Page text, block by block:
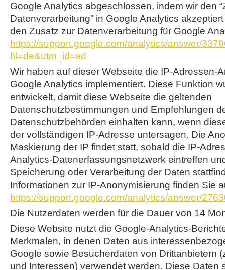
Google Analytics abgeschlossen, indem wir den
Datenverarbeitung” in Google Analytics
den Zusatz zur Datenverarbeitung für Google
https://support.google.com/analytics/answer/
hl=de&utm_id=ad
Wir haben auf dieser Webseite die IP-Adressen-
Google Analytics implementiert. Diese Funktion
entwickelt, damit diese Webseite die geltenden
Datenschutzbestimmungen und Empfehlungen
Datenschutzbehörden einhalten kann, wenn
der vollständigen IP-Adresse untersagen. Die
Maskierung der IP findet statt, sobald die IP-
Analytics-Datenerfassungsnetzwerk eintreffen
Speicherung oder Verarbeitung der Daten
Informationen zur IP-Anonymisierung finden Sie
https://support.google.com/analytics/answer/
Die Nutzerdaten werden für die Dauer von 14
Diese Website nutzt die Google-Analytics-
Merkmalen, in denen Daten aus
Google sowie Besucherdaten von Drittanbietern
und Interessen) verwendet werden. Diese Daten